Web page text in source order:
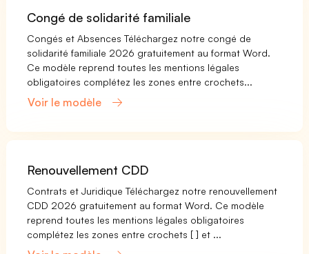
Congé de solidarité familiale
Congés et Absences Téléchargez notre congé de
solidarité familiale 2026 gratuitement au format Word.
Ce modèle reprend toutes les mentions légales
obligatoires complétez les zones entre crochets...
Voir le modèle
Renouvellement CDD
Contrats et Juridique Téléchargez notre renouvellement
CDD 2026 gratuitement au format Word. Ce modèle
reprend toutes les mentions légales obligatoires
complétez les zones entre crochets [ ] et ...